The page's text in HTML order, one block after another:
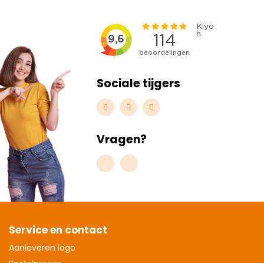
Sociale tijgers
Vragen?
Service en contact
Aanleveren logo